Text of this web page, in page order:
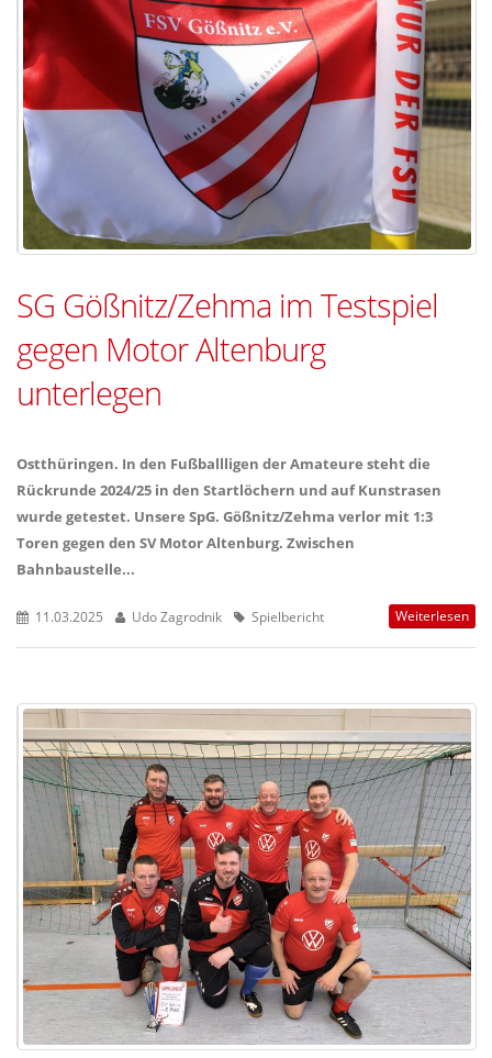
SG Gößnitz/Zehma im Testspiel
gegen Motor Altenburg
unterlegen
Ostthüringen. In den Fußballligen der Amateure steht die
Rückrunde 2024/25 in den Startlöchern und auf Kunstrasen
wurde getestet. Unsere SpG. Gößnitz/Zehma verlor mit 1:3
Toren gegen den SV Motor Altenburg. Zwischen
Bahnbaustelle...
11.03.2025 Udo Zagrodnik Spielbericht Weiterlesen